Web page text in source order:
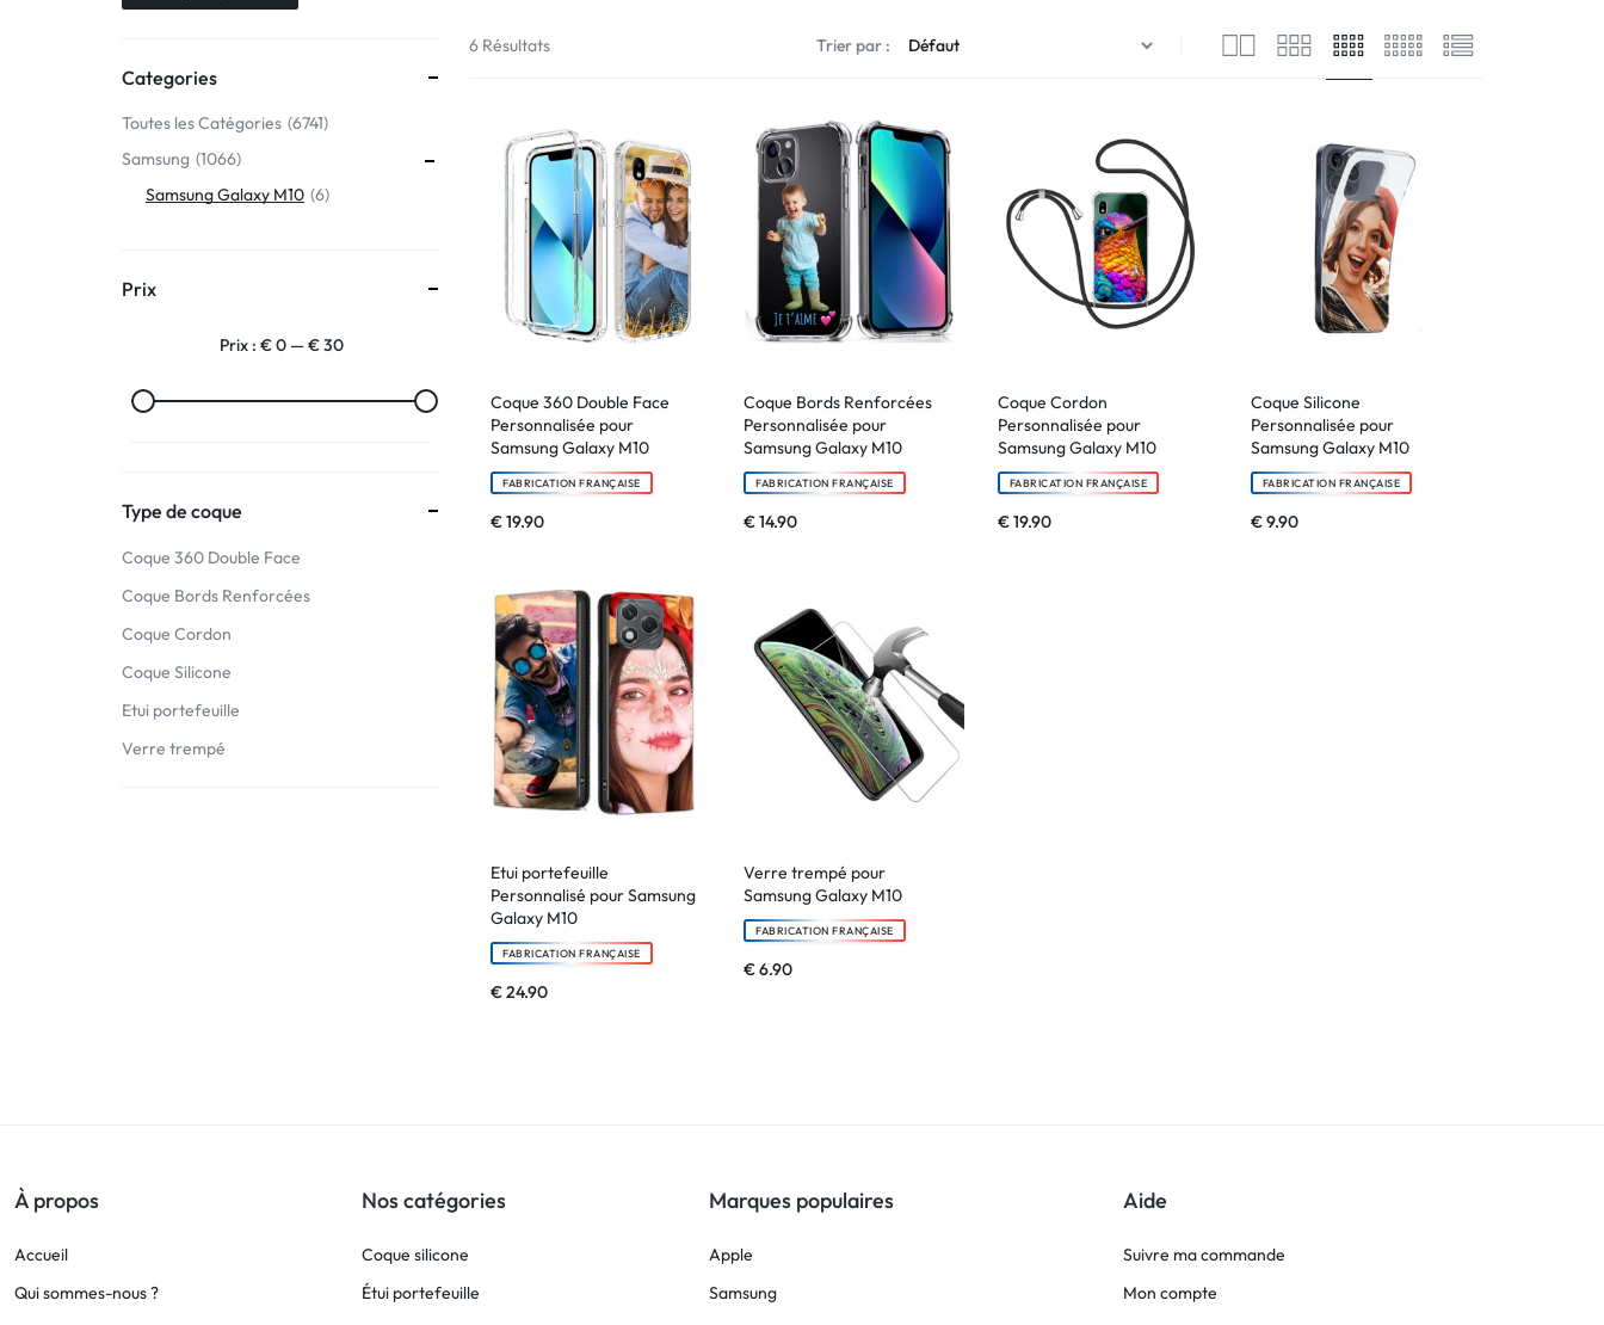
BUDGETS
Sony
Vivo
6 Résultats Trier par :
Coque 360 Double Face
Personnalisée pour
Samsung Galaxy M10
FABRICATION FRANÇAISE
€19.90
Coque Bords Renforcées
Personnalisée pour
Samsung Galaxy M10
FABRICATION FRANÇAISE
€14.90
Coque Cordon
Personnalisée pour
Samsung Galaxy M10
FABRICATION FRANÇAISE
€19.90
Coque Silicone
Personnalisée pour
Samsung Galaxy M10
FABRICATION FRANÇAISE
€9.90
Etui portefeuille
Personnalisé pour Samsung
Galaxy M10
FABRICATION FRANÇAISE
€24.90
Verre trempé pour
Samsung Galaxy M10
FABRICATION FRANÇAISE
€6.90
Categories
Toutes les Catégories 6741
Samsung 1066
Samsung Galaxy M10 6
Prix
Prix : € 0— € 30
Type de coque
Coque 360 Double Face
Coque Bords Renforcées
Coque Cordon
Coque Silicone
Etui portefeuille
Verre trempé
À propos
Accueil
Qui sommes-nous ?
Nos catégories
Coque silicone
Étui portefeuille
Marques populaires
Apple
Samsung
Aide
Suivre ma commande
Mon compte